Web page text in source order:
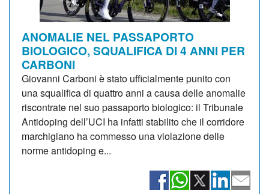
ANOMALIE NEL PASSAPORTO
BIOLOGICO, SQUALIFICA DI 4 ANNI PER
CARBONI
Giovanni Carboni è stato ufficialmente punito con
una squalifica di quattro anni a causa delle anomalie
riscontrate nel suo passaporto biologico: il Tribunale
Antidoping dell’UCI ha infatti stabilito che il corridore
marchigiano ha commesso una violazione delle
norme antidoping e...